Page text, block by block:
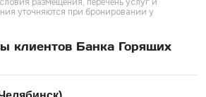
уточняются при бронировании у
клиентов Банка Горящих